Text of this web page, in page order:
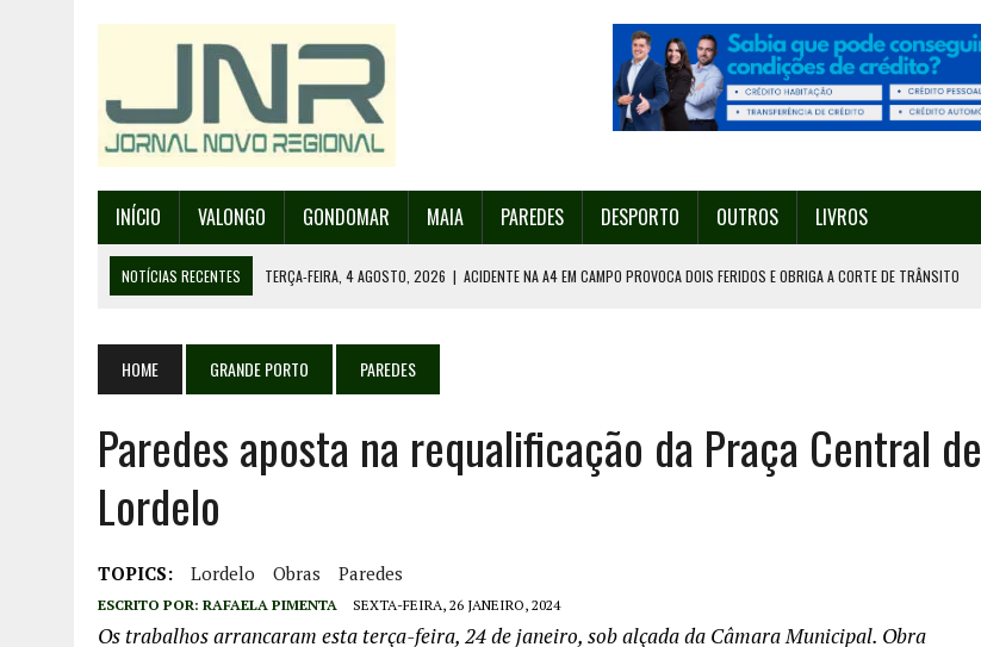
INÍCIO VALONGO GONDOMAR MAIA PAREDES DESPORTO OUTROS LIVROS
NOTÍCIAS RECENTES TERÇA-FEIRA, 4 AGOSTO, 2026 | ACIDENTE NA A4 EM CAMPO PROVOCA DOIS FERIDOS E OBRIGA A CORTE DE TRÂNSITO
SEGUNDA-FEIRA, 3 AGOSTO, 2026 | CAMPANHA PARA RECOLHA DE RESÍDUOS EM VALONGO
TERÇA-FEIRA, 4 AGOSTO, 2026
INAUGURAÇÃO DA PRAÇA DA DEMOCRACIA ESTA QUINTA-FEIRA EM VALONGO VAI CONTAR COM 200 DRONES
HOME GRANDE PORTO PAREDES
Paredes aposta na requalificação da Praça Central de
Lordelo
TOPICS: Lordelo Obras Paredes
ESCRITO POR: RAFAELA PIMENTA SEXTA-FEIRA, 26 JANEIRO, 2024
Os trabalhos arrancaram esta terça-feira, 24 de janeiro, sob alçada da Câmara Municipal. Obra